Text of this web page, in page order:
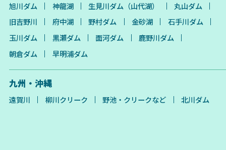
旭川ダム 神龍湖 生見川ダム（山代湖）
丸山ダム
旧吉野川
府中湖 野村ダム 金砂湖
石手川ダム
玉川ダム
黒瀬ダム 面河ダム
鹿野川ダム
朝倉ダム
早明浦ダム
九州・沖縄
遠賀川 柳川クリーク 野池・クリークなど 北川ダム